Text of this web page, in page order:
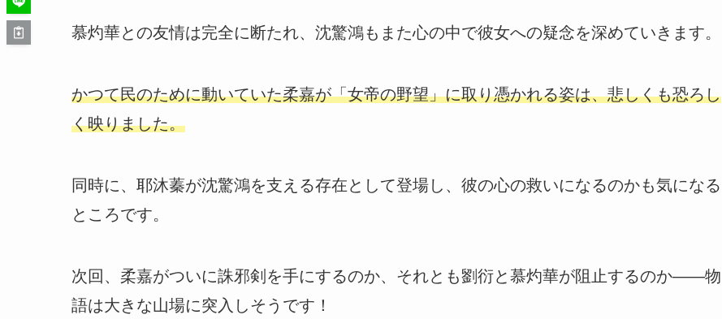
慕灼華との友情は完全に断たれ、沈驚鴻もまた心の中で彼女への疑念を深めていきます。
かつて民のために動いていた柔嘉が「女帝の野望」に取り憑かれる姿は、悲しくも恐ろし
く映りました。
同時に、耶沐蓁が沈驚鴻を支える存在として登場し、彼の心の救いになるのかも気になる
ところです。
次回、柔嘉がついに誅邪剣を手にするのか、それとも劉衍と慕灼華が阻止するのか――物
語は大きな山場に突入しそうです！